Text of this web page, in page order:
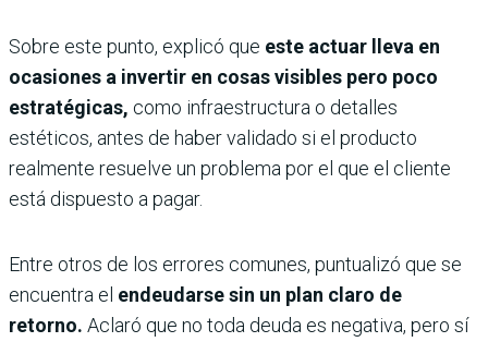
Sobre este punto, explicó que este actuar lleva en
ocasiones a invertir en cosas visibles pero poco
estratégicas, como infraestructura o detalles
estéticos, antes de haber validado si el producto
realmente resuelve un problema por el que el cliente
está dispuesto a pagar.
Entre otros de los errores comunes, puntualizó que se
encuentra el endeudarse sin un plan claro de
retorno. Aclaró que no toda deuda es negativa, pero sí